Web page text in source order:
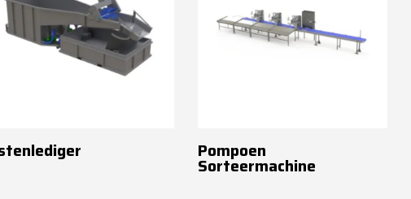
Pompoen
Sorteermachine